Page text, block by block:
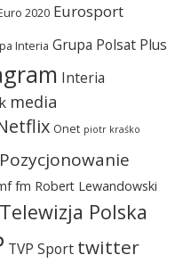
2020 Eurosport
Interia Grupa Polsat Plus
Interia
media
Onet piotr kraśko
Pozycjonowanie
fm Robert Lewandowski
Telewizja Polska
TVP Sport twitter